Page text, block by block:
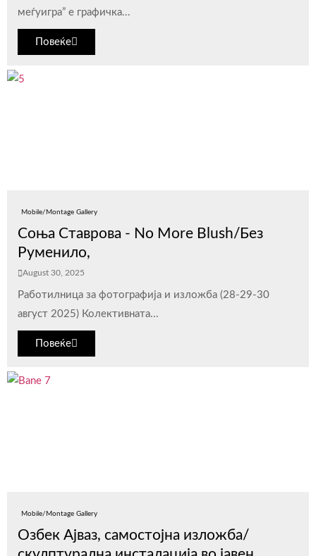
меѓуигра” е графичка...
Повеќе
Mobile/Montage Gallery
Соња Ставрова - No More Blush/Без
Руменило,
August 30, 2025
Работилница за фотографија и изложба (28-29-30
август 2025) Колективната...
Повеќе
Mobile/Montage Gallery
Озбек Ајваз, самостојна изложба/